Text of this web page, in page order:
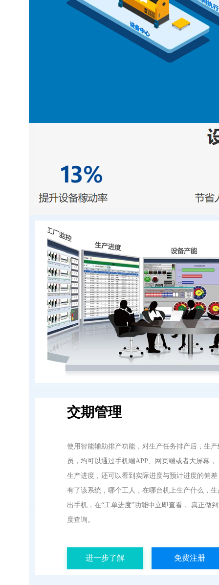
交期管理
使用智能辅助排产功能，对生产任务排产后，生
员，均可以通过手机端APP、网页端或者大屏幕
生产进度，还可以看到实际进度与预计进度的偏
有了该系统，哪个工人，在哪台机上生产什么，
出手机，在“工单进度”功能中立即查看， 真正做
度查询。
进一步了解 免费注册